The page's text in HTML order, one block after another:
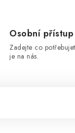
Osobní přístup
Zadejte co
je na nás.